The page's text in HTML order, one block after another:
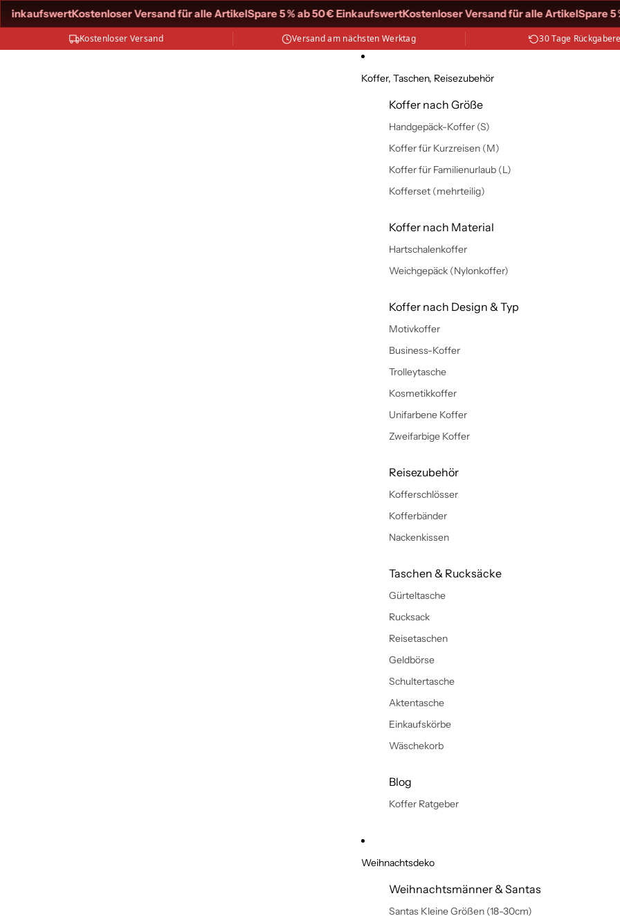
Kostenloser Versand für alle ArtikelSpare 5 % ab 50 € EinkaufswertKostenloser Versand für alle ArtikelSpare 5 %
Kostenloser Versand Versand am nächsten Werktag 30 Tage
Koffer, Taschen, Reisezubehör
Koffer nach Größe
Handgepäck-Koffer (S)
Koffer für Kurzreisen (M)
Koffer für Familienurlaub (L)
Kofferset (mehrteilig)
Koffer nach Material
Hartschalenkoffer
Weichgepäck (Nylonkoffer)
Koffer nach Design & Typ
Motivkoffer
Business-Koffer
Trolleytasche
Kosmetikkoffer
Unifarbene Koffer
Zweifarbige Koffer
Reisezubehör
Kofferschlösser
Kofferbänder
Nackenkissen
Taschen & Rucksäcke
Gürteltasche
Rucksack
Reisetaschen
Geldbörse
Schultertasche
Aktentasche
Einkaufskörbe
Wäschekorb
Blog
Koffer Ratgeber
Weihnachtsdeko
Weihnachtsmänner & Santas
Santas Kleine Größen (18-30cm)